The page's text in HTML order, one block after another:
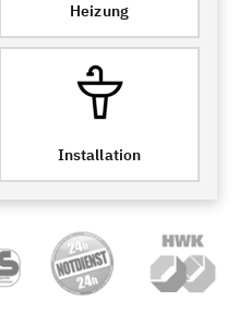
Heizung
Installation